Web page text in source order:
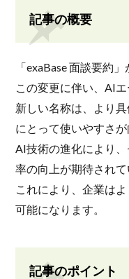
記事の概要
「exaBase 面談要約
この変更に伴い、AI
新しい名称は、より
にとって使いやすさ
AI技術の進化により
率の向上が期待されて
これにより、企業は
可能になります。
記事のポイント